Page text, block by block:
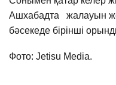
Ашхабадта жалауын
бәсекеде бірінші
Фото: Jetisu Media.